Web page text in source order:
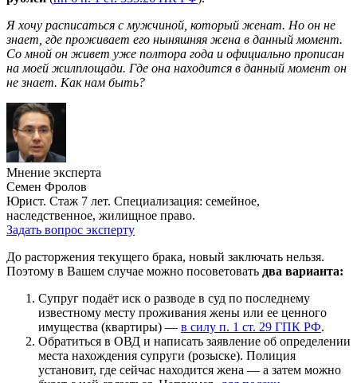
Я хочу расписаться с мужчиной, который женат. Но он не
знает, где проживает его ныняшняя жена в данный момент.
Со мной он живет уже полтора года и официально прописан
на моей жилплощади. Где она находится в данный момент он
не знает. Как нам быть?
Мнение эксперта
Семен Фролов
Юрист. Стаж 7 лет. Специализация: семейное,
наследственное, жилищное право.
Задать вопрос эксперту
До расторжения текущего брака, новый заключать нельзя.
Поэтому в Вашем случае можно посоветовать два варианта:
Супруг подаёт иск о разводе в суд по последнему
известному месту проживания жены или ее ценного
имущества (квартиры) — в силу п. 1 ст. 29 ГПК РФ.
Обратиться в ОВД и написать заявление об определении
места нахождения супруги (розыске). Полиция
установит, где сейчас находится жена — а затем можно